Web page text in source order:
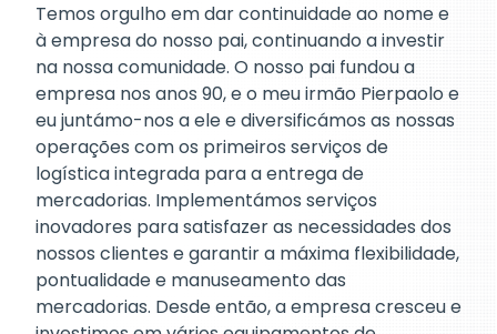
Temos orgulho em dar continuidade ao nome e
à empresa do nosso pai, continuando a investir
na nossa comunidade. O nosso pai fundou a
empresa nos anos 90, e o meu irmão Pierpaolo e
eu juntámo-nos a ele e diversificámos as nossas
operações com os primeiros serviços de
logística integrada para a entrega de
mercadorias. Implementámos serviços
inovadores para satisfazer as necessidades dos
nossos clientes e garantir a máxima flexibilidade,
pontualidade e manuseamento das
mercadorias. Desde então, a empresa cresceu e